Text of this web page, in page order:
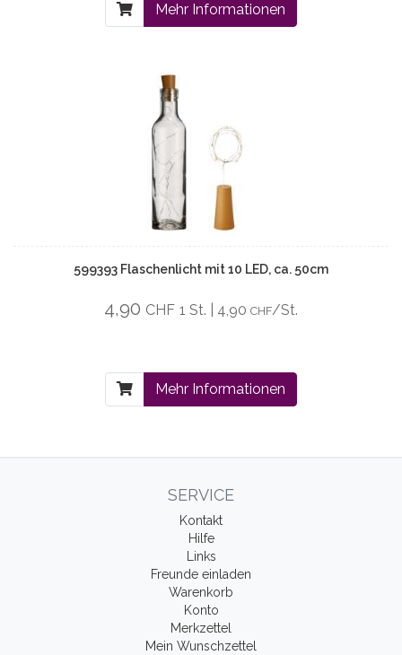
Mehr Informationen
599393 Flaschenlicht mit 10 LED, ca. 50cm
4,90 CHF 1 St. | 4,90 CHF/St.
Mehr Informationen
SERVICE
Kontakt
Hilfe
Links
Freunde einladen
Warenkorb
Konto
Merkzettel
Mein Wunschzettel